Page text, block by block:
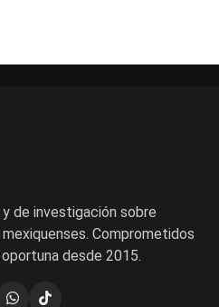
de investigación sobre
Comprometidos
desde 2015.